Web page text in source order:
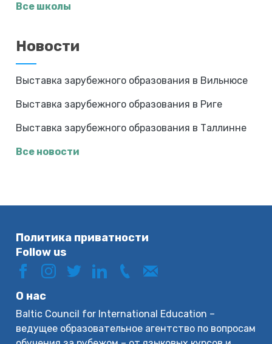
Все школы
Новости
Выставка зарубежного образования в Вильнюсе
Выставка зарубежного образования в Риге
Выставка зарубежного образования в Таллинне
Все новости
Политика приватности
Follow us
О нас
Baltic Council for International Education –
ведущее образовательное агентство по вопросам